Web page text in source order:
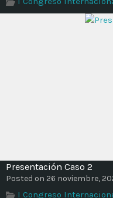
Time
Presentación Caso 2
Posted on 26 noviembre,
I Congreso